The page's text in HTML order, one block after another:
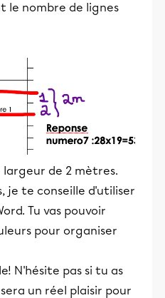
le nombre de lignes
largeur de 2 mètres.
je te conseille d'utiliser
Tu vas pouvoir
pour organiser
N'hésite pas si tu as
un réel plaisir pour